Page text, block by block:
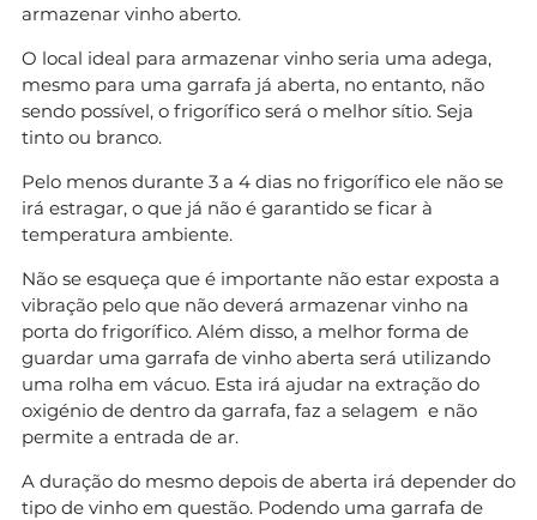
armazenar vinho aberto.
O local ideal para armazenar vinho seria uma adega,
mesmo para uma garrafa já aberta, no entanto, não
sendo possível, o frigorífico será o melhor sítio. Seja
tinto ou branco.
Pelo menos durante 3 a 4 dias no frigorífico ele não se
irá estragar, o que já não é garantido se ficar à
temperatura ambiente.
Não se esqueça que é importante não estar exposta a
vibração pelo que não deverá armazenar vinho na
porta do frigorífico. Além disso, a melhor forma de
guardar uma garrafa de vinho aberta será utilizando
uma rolha em vácuo. Esta irá ajudar na extração do
oxigénio de dentro da garrafa, faz a selagem e não
permite a entrada de ar.
A duração do mesmo depois de aberta irá depender do
tipo de vinho em questão. Podendo uma garrafa de